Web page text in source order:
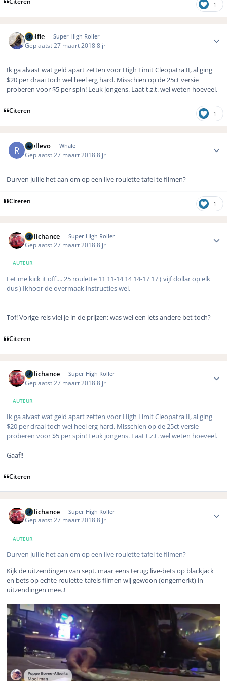
1
Wolfie Super High Roller
Geplaatst 27 maart 20188 jr
Ik ga alvast wat geld apart zetten voor High Limit Cleopatra II, al ging
$20 per draai toch wel heel erg hard. Misschien op de 25ct versie
proberen voor $5 per spin! Leuk jongens. Laat t.z.t. wel weten hoeveel.
Citeren 1
rhellevo Whale
Geplaatst 27 maart 20188 jr
Durven jullie het aan om op een live roulette tafel te filmen?
Citeren 1
Hillichance Super High Roller
Geplaatst 27 maart 20188 jr
AUTEUR
Let me kick it off.... 25 roulette 11 11-14 14 14-17 17 ( vijf dollar op elk
dus ) Ikhoor de overmaak instructies wel.
Tof! Vorige reis viel je in de prijzen; was wel een iets andere bet toch?
Citeren
Hillichance Super High Roller
Geplaatst 27 maart 20188 jr
AUTEUR
Ik ga alvast wat geld apart zetten voor High Limit Cleopatra II, al ging
$20 per draai toch wel heel erg hard. Misschien op de 25ct versie
proberen voor $5 per spin! Leuk jongens. Laat t.z.t. wel weten hoeveel.
Gaaf!!
Citeren
Hillichance Super High Roller
Geplaatst27 maart 20188 jr
AUTEUR
Durven jullie het aan om op een live roulette tafel te filmen?
Kijk de uitzendingen van sept. maar eens terug; live-bets op blackjack
en bets op echte roulette-tafels filmen wij gewoon (ongemerkt) in
uitzendingen mee..!